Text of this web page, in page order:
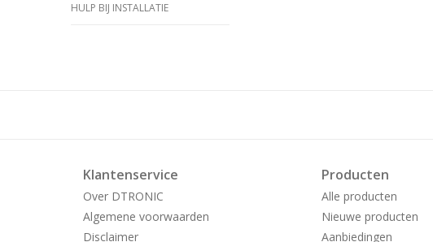
HULP BIJ INSTALLATIE
Klantenservice
Over DTRONIC
Algemene voorwaarden
Disclaimer
Producten
Alle producten
Nieuwe producten
Aanbiedingen